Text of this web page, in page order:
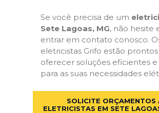
Se você precisa de um
Sete Lagoas, MG, não hesite
entrar em contato conosco.
eletricistas Grifo estão
oferecer soluções eficientes e
para as suas necessidades
SOLICITE ORÇAMENTOS
ELETRICISTAS EM SETE